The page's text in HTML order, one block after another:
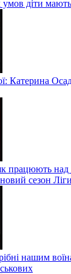
діти
Катерина
працюють над
сезон
нашим